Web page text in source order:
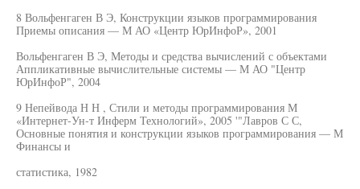
8 Вольфенгаген В Э, Конструкции языков программирования
Приемы описания — М АО «Центр ЮрИнфоР», 2001
Вольфенгаген В Э, Методы и средства вычислений с объектами
Аппликативные вычислительные системы — М АО "Центр
ЮрИнфоР", 2004
9 Непейвода Н Н , Стили и методы программирования М
«Интернет-Ун-т Инферм Технологий», 2005 '"Лавров С С,
Основные понятия и конструкции языков программирования — М
Финансы и
статистика, 1982